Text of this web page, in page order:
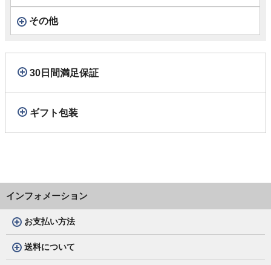
その他
30日間満足保証
ギフト包装
インフォメーション
お支払い方法
送料について